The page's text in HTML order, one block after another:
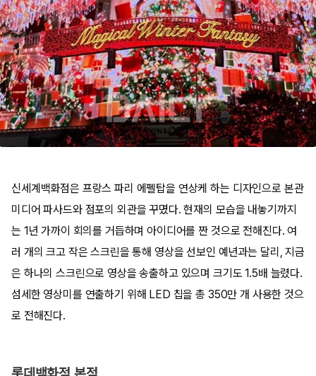
신세계백화점은 프랑스 파리 에펠탑을 연상케 하는 디자인으로 본관
미디어 파사드와 점포의 외관을 꾸몄다. 현재의 모습을 내놓기까지
는 1년 가까이 회의를 거듭하며 아이디어를 짠 것으로 전해진다. 여
러 개의 크고 작은 스크린을 통해 영상을 선보인 예년과는 달리, 지금
은 하나의 스크린으로 영상을 송출하고 있으며 크기도 1.5배 늘렸다.
섬세한 영상미를 연출하기 위해 LED 칩을 총 350만 개 사용한 것으
로 전해진다.